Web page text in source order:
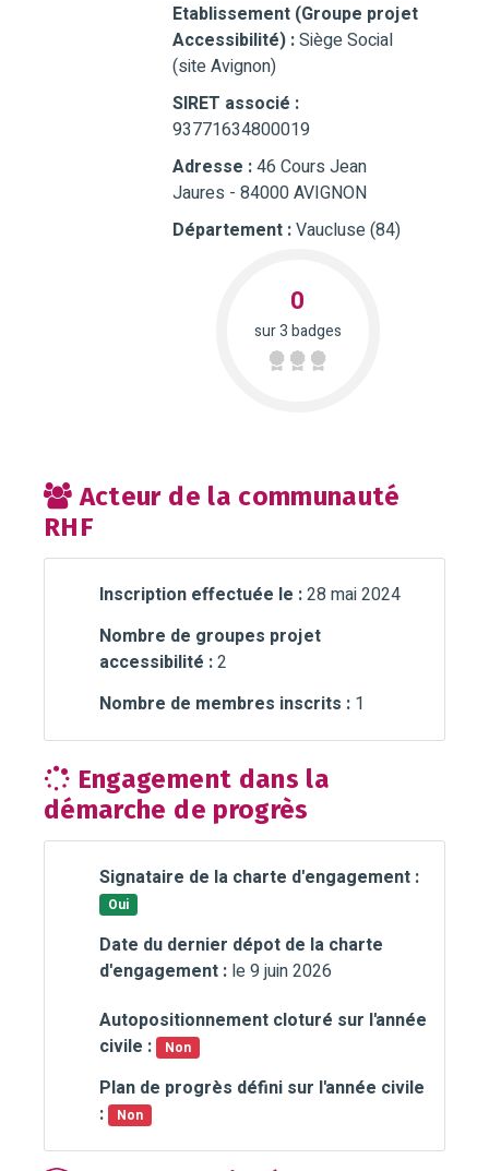
Etablissement (Groupe projet
Accessibilité) :Siège Social
(site Avignon)
SIRET associé :
93771634800019
Adresse :46 Cours Jean
Jaures - 84000 AVIGNON
Département :Vaucluse (84)
0
sur 3 badges
Acteur de la communauté
RHF
Inscription effectuée le :28 mai 2024
Nombre de groupes projet
accessibilité :2
Nombre de membres inscrits : 1
Engagement dans la
démarche de progrès
Signataire de la charte d'engagement :
Oui
Date du dernier dépot de la charte
d'engagement : le 9 juin 2026
Autopositionnement cloturé sur l'année
civile :
Non
Plan de progrès défini sur l'année civile
:
Non